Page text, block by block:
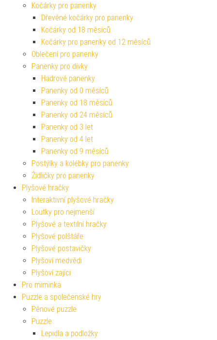
Kočárky pro panenky
Dřevěné kočárky pro panenky
Kočárky od 18 měsíců
Kočárky pro panenky od 12 měsíců
Oblečení pro panenky
Panenky pro dívky
Hadrové panenky
Panenky od 0 měsíců
Panenky od 18 měsíců
Panenky od 24 měsíců
Panenky od 3 let
Panenky od 4 let
Panenky od 9 měsíců
Postýlky a kolébky pro panenky
Židličky pro panenky
Plyšové hračky
Interaktivní plyšové hračky
Loutky pro nejmenší
Plyšové a textilní hračky
Plyšové polštáře
Plyšové postavičky
Plyšoví medvědi
Plyšoví zajíci
Pro miminka
Puzzle a společenské hry
Pěnové puzzle
Puzzle
Lepidla a podložky